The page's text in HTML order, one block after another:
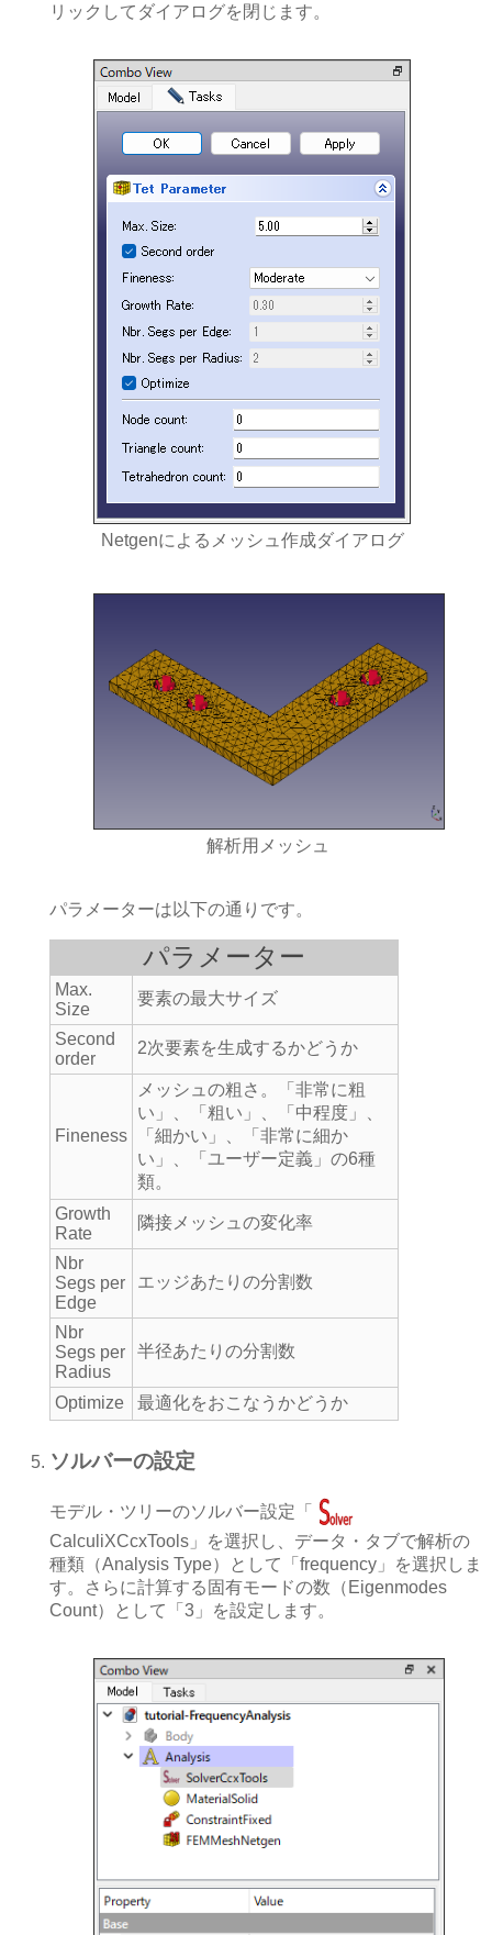
リックしてダイアログを閉じます。
Netgenによるメッシュ作成ダイアログ
解析用メッシュ
パラメーターは以下の通りです。
パラメーター
Max.
Size
要素の最大サイズ
Second
order
2次要素を生成するかどうか
Fineness
メッシュの粗さ。「非常に粗
い」、「粗い」、「中程度」、
「細かい」、「非常に細か
い」、「ユーザー定義」の6種
類。
Growth
Rate
隣接メッシュの変化率
Nbr
Segs per
Edge
エッジあたりの分割数
Nbr
Segs per
Radius
半径あたりの分割数
Optimize 最適化をおこなうかどうか
ソルバーの設定
モデル・ツリーのソルバー設定「
CalculiXCcxTools」を選択し、データ・タブで解析の
種類（Analysis Type）として「frequency」を選択しま
す。さらに計算する固有モードの数（Eigenmodes
Count）として「3」を設定します。